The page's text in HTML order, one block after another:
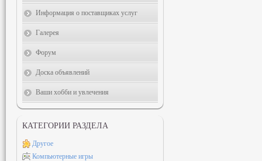
Информация о поставщиках услуг
Галерея
Форум
Доска объявлений
Ваши хобби и увлечения
КАТЕГОРИИ РАЗДЕЛА
Другое
Компьютерные игры